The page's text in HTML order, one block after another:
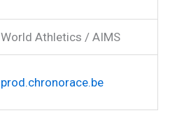
World Athletics / AIMS
prod.chronorace.be